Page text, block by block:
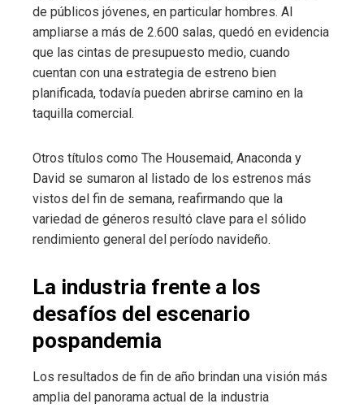
de públicos jóvenes, en particular hombres. Al
ampliarse a más de 2.600 salas, quedó en evidencia
que las cintas de presupuesto medio, cuando
cuentan con una estrategia de estreno bien
planificada, todavía pueden abrirse camino en la
taquilla comercial.
Otros títulos como The Housemaid, Anaconda y
David se sumaron al listado de los estrenos más
vistos del fin de semana, reafirmando que la
variedad de géneros resultó clave para el sólido
rendimiento general del período navideño.
La industria frente a los
desafíos del escenario
pospandemia
Los resultados de fin de año brindan una visión más
amplia del panorama actual de la industria